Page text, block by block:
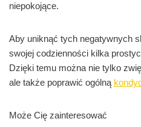
niepokojące.
Aby uniknąć tych negatywnych
swojej codzienności kilka
Dzięki temu można nie tylko
ale także poprawić ogólną
Może Cię zainteresować